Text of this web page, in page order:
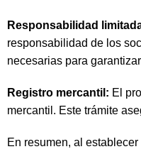
Responsabilidad
responsabilidad de los
necesarias para
Registro mercantil: El
mercantil. Este trámite
En resumen, al